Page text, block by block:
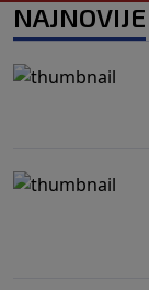
NAJNOVIJE